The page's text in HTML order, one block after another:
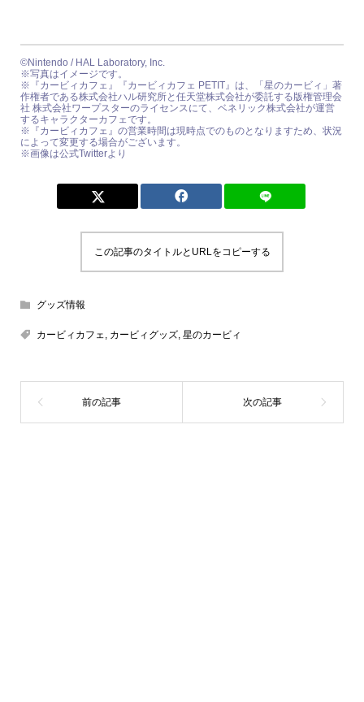
©Nintendo / HAL Laboratory, Inc.
※写真はイメージです。
※『カービィカフェ』『カービィカフェ PETIT』は、「星のカービィ」著
作権者である株式会社ハル研究所と任天堂株式会社が委託する版権管理会
社 株式会社ワープスターのライセンスにて、ベネリック株式会社が運営
するキャラクターカフェです。
※『カービィカフェ』の営業時間は現時点でのものとなりますため、状況
によって変更する場合がございます。
※画像は公式Twitterより
この記事のタイトルとURLをコピーする
グッズ情報
カービィカフェ, カービィグッズ, 星のカービィ